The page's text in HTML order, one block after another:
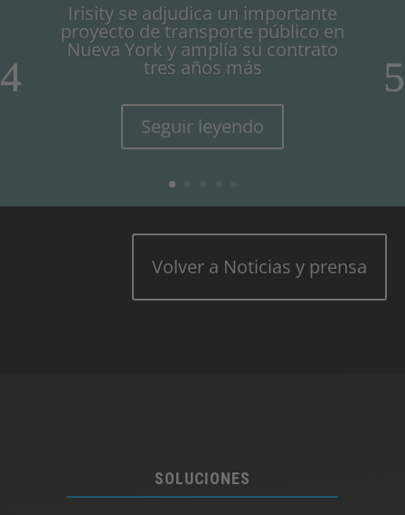
Irisity se adjudica un importante
proyecto de transporte público en
Nueva York y amplía su contrato
tres años más
Seguir leyendo
Volver a Noticias y prensa
SOLUCIONES